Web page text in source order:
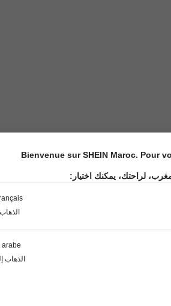
Bienvenue sur SHEIN Maroc. Pour
لراحتك، يمكنك اختيار:
arabe
الذهاب